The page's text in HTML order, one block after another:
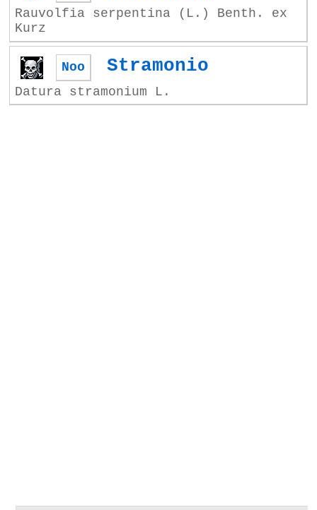
Rauvolfia serpentina (L.) Benth. ex
Kurz
Noo Stramonio
Datura stramonium L.